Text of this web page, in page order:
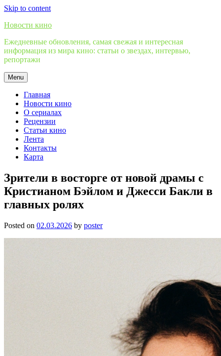
Skip to content
Новости кино
Ежедневные обновления, самая свежая и интересная
информация из мира кино: статьи о звездах, интервью,
репортажи
Menu
Главная
Новости кино
О сериалах
Рецензии
Статьи кино
Лента
Контакты
Карта
Зрители в восторге от новой драмы с
Кристианом Бэйлом и Джесси Бакли в
главных ролях
Posted on 02.03.2026 by poster